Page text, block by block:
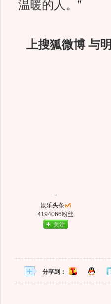
温暖的人。”
上搜狐微博 与
娱乐头条
4194066粉丝
关注
分享到：